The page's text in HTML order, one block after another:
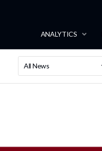
ANALYTICS
All News